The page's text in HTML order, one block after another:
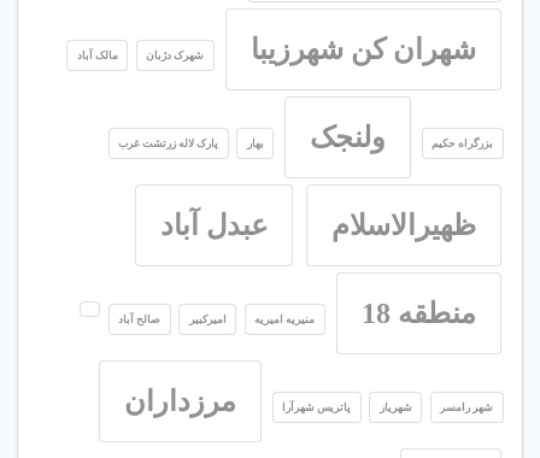
شهران کن شهرزیبا شهرک دژبان مالک آباد
بزرگراه حکیم ولنجک بهار پارک لاله زرتشت غرب
ظهیرالاسلام عبدل آباد
منطقه 18 منیریه امیریه امیرکبیر صالح آباد
شهر رامسر شهریار پاتریس شهرآرا مرزداران